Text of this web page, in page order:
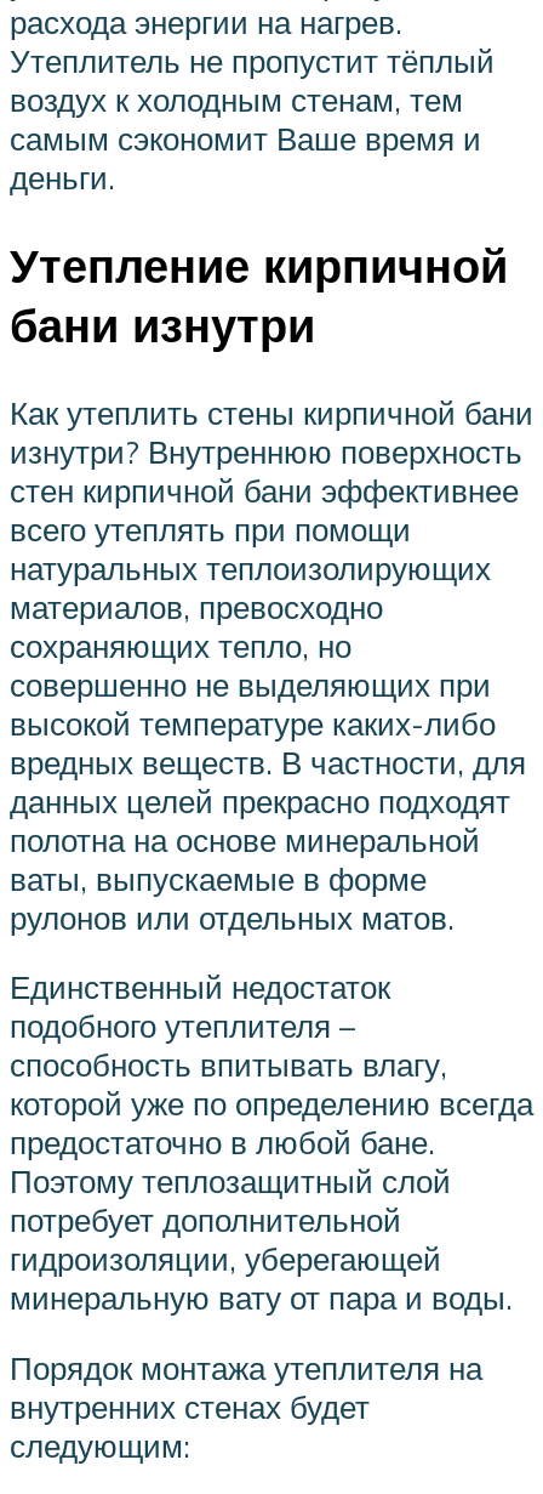
расхода энергии на нагрев.
Утеплитель не пропустит тёплый
воздух к холодным стенам, тем
самым сэкономит Ваше время и
деньги.
Утепление кирпичной
бани изнутри
Как утеплить стены кирпичной бани
изнутри? Внутреннюю поверхность
стен кирпичной бани эффективнее
всего утеплять при помощи
натуральных теплоизолирующих
материалов, превосходно
сохраняющих тепло, но
совершенно не выделяющих при
высокой температуре каких-либо
вредных веществ. В частности, для
данных целей прекрасно подходят
полотна на основе минеральной
ваты, выпускаемые в форме
рулонов или отдельных матов.
Единственный недостаток
подобного утеплителя –
способность впитывать влагу,
которой уже по определению всегда
предостаточно в любой бане.
Поэтому теплозащитный слой
потребует дополнительной
гидроизоляции, уберегающей
минеральную вату от пара и воды.
Порядок монтажа утеплителя на
внутренних стенах будет
следующим: